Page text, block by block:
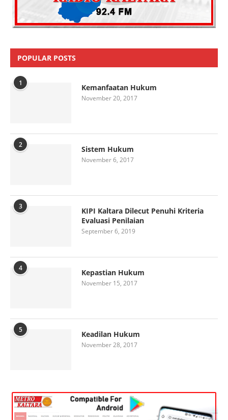
POPULAR POSTS
1 Kemanfaatan Hukum
November 20, 2017
2 Sistem Hukum
November 6, 2017
3
KIPI Kaltara Dilecut Penuhi Kriteria
Evaluasi Penilaian
September 6, 2019
4 Kepastian Hukum
November 15, 2017
5 Keadilan Hukum
November 28, 2017